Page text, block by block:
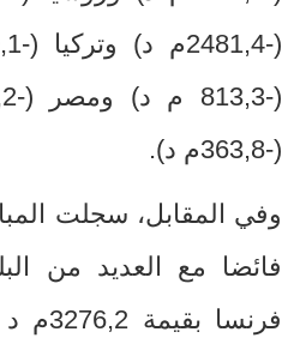
(-
2481,4م د) وتركيا (-
(-
813,3 م د) ومصر (-
(-
363,8م د).
وفي المقابل، سجلت
فائضا مع العديد من
فرنسا بقيمة 3276,2م د